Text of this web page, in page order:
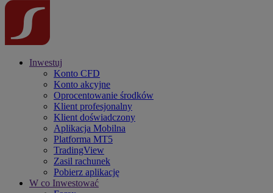
Inwestuj
Konto CFD
Konto akcyjne
Oprocentowanie środków
Klient profesjonalny
Klient doświadczony
Aplikacja Mobilna
Platforma MT5
TradingView
Zasil rachunek
Pobierz aplikację
W co Inwestować